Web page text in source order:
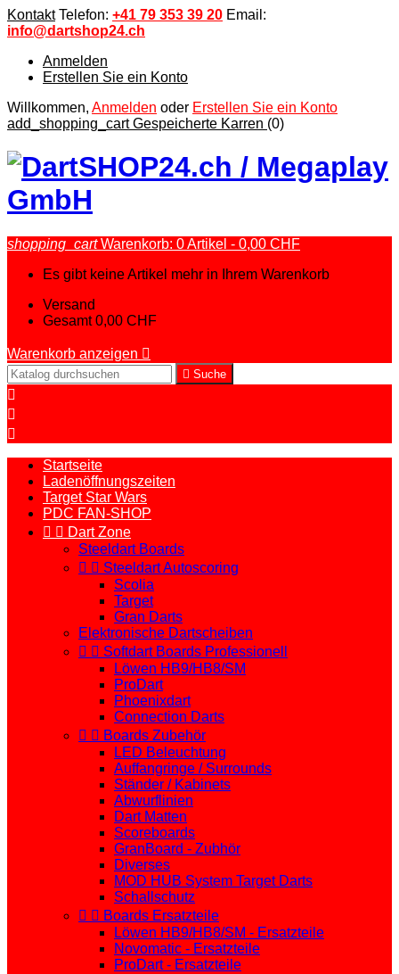
Kontakt Telefon: +41 79 353 39 20 Email:
info@dartshop24.ch
Anmelden
Erstellen Sie ein Konto
Willkommen, Anmelden oder Erstellen Sie ein Konto
add_shopping_cartGespeicherte Karren (0)
shopping_cart Warenkorb: 0Artikel - 0,00 CHF
Es gibt keine Artikel mehr in Ihrem Warenkorb
Versand
Gesamt 0,00 CHF
Warenkorb anzeigen 
 Suche



Startseite
Ladenöffnungszeiten
Target Star Wars
PDC FAN-SHOP
  Dart Zone
Steeldart Boards
  Steeldart Autoscoring
Scolia
Target
Gran Darts
Elektronische Dartscheiben
  Softdart Boards Professionell
Löwen HB9/HB8/SM
ProDart
Phoenixdart
Connection Darts
  Boards Zubehör
LED Beleuchtung
Auffangringe / Surrounds
Ständer / Kabinets
Abwurflinien
Dart Matten
Scoreboards
GranBoard - Zubhör
Diverses
MOD HUB System Target Darts
Schallschutz
  Boards Ersatzteile
Löwen HB9/HB8/SM - Ersatzteile
Novomatic - Ersatzteile
ProDart - Ersatzteile